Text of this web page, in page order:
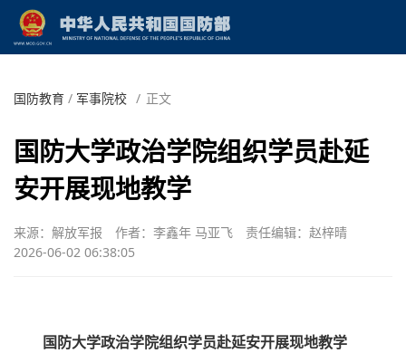
国防教育 / 军事院校 / 正文
国防大学政治学院组织学员赴延
安开展现地教学
来源：解放军报 作者：李鑫年 马亚飞
责任编辑：赵梓晴
2026-06-02 06:38:05
国防大学政治学院组织学员赴延安开展现地教学